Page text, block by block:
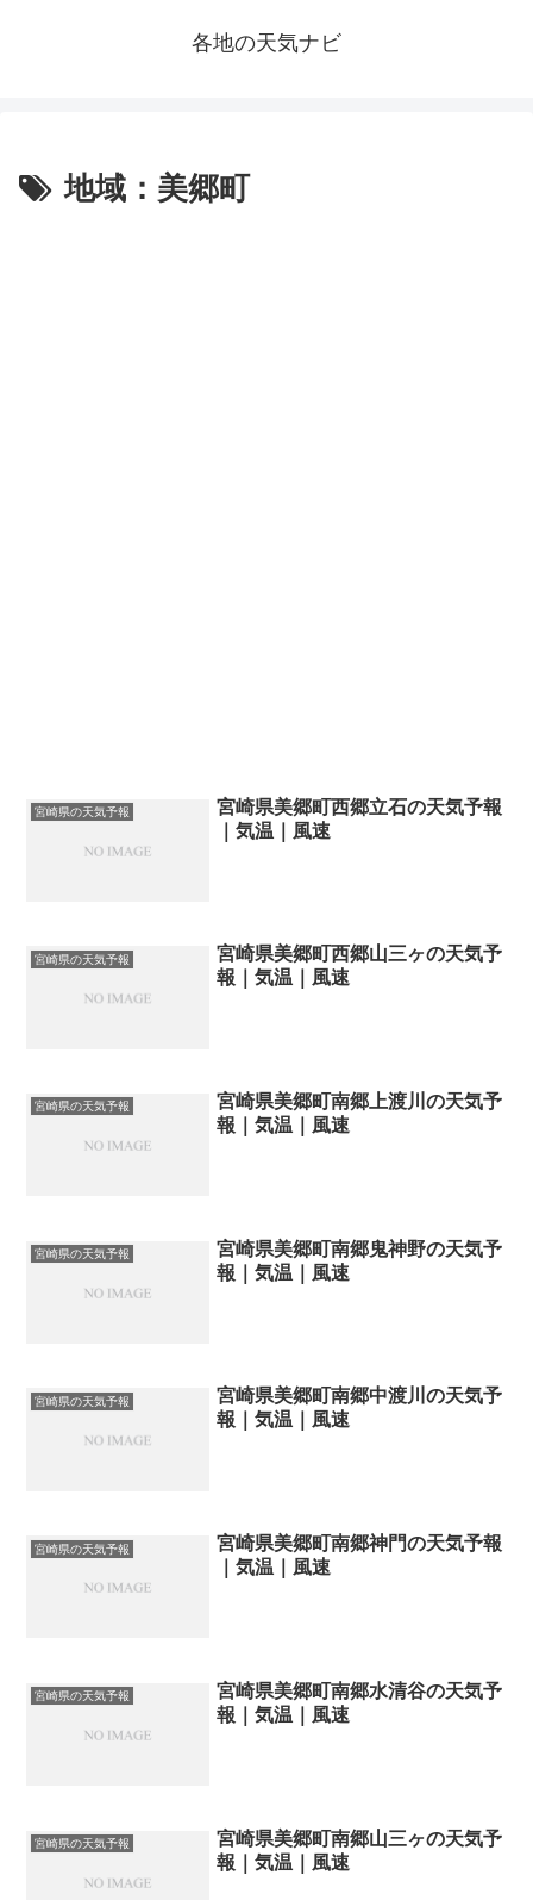
各地の天気ナビ
地域：美郷町
宮崎県の天気予報
宮崎県美郷町西郷立石の天気予報
｜気温｜風速
宮崎県の天気予報
宮崎県美郷町西郷山三ヶの天気予
報｜気温｜風速
宮崎県の天気予報
宮崎県美郷町南郷上渡川の天気予
報｜気温｜風速
宮崎県の天気予報
宮崎県美郷町南郷鬼神野の天気予
報｜気温｜風速
宮崎県の天気予報
宮崎県美郷町南郷中渡川の天気予
報｜気温｜風速
宮崎県の天気予報
宮崎県美郷町南郷神門の天気予報
｜気温｜風速
宮崎県の天気予報
宮崎県美郷町南郷水清谷の天気予
報｜気温｜風速
宮崎県の天気予報
宮崎県美郷町南郷山三ヶの天気予
報｜気温｜風速